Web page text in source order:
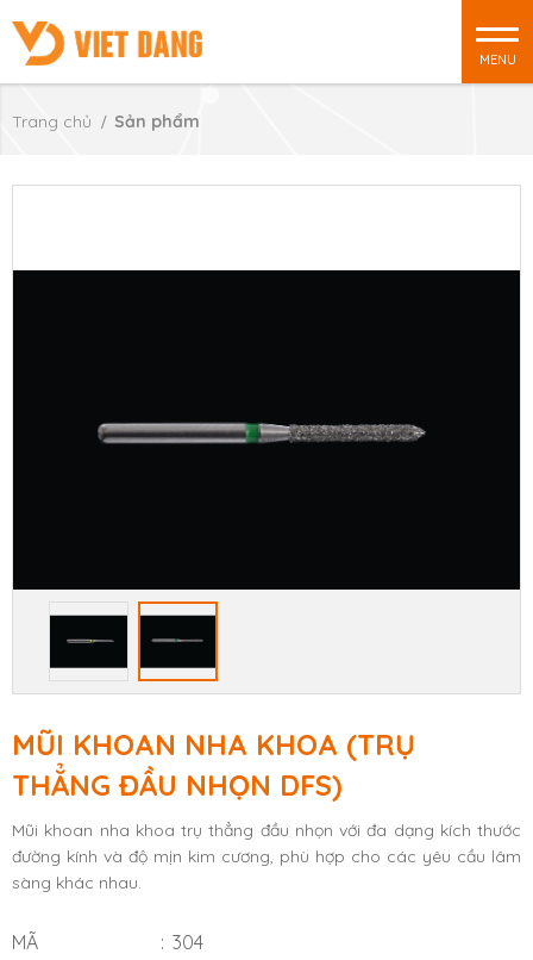
MENU
Trang chủ Sản phẩm
MŨI KHOAN NHA KHOA (TRỤ
THẲNG ĐẦU NHỌN DFS)
Mũi khoan nha khoa trụ thẳng đầu nhọn với đa dạng kích thước
đường kính và độ mịn kim cương, phù hợp cho các yêu cầu lâm
sàng khác nhau.
MÃ 304